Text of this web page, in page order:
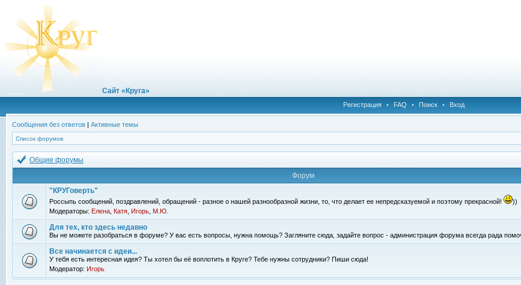
Сайт «Круга»
Регистрация • FAQ • Поиск • Вход
Сообщения без ответов | Активные темы
Список форумов
Общие форумы
Форум
"КРУГоверть"
Россыпь сообщений, поздравлений, обращений - разное о нашей разнообразной жизни, то, что делает ее непредсказуемой и поэтому прекрасной!
))
Модераторы: Елена Катя Игорь М.Ю.
Для тех, кто здесь недавно
Вы не можете разобраться в форуме? У вас есть вопросы, нужна помощь? Загляните сюда, задайте вопрос - администрация форума всегда рада
Все начинается с идеи...
У тебя есть интересная идея? Ты хотел бы её воплотить в Круге? Тебе нужны сотрудники? Пиши сюда!
Модератор: Игорь